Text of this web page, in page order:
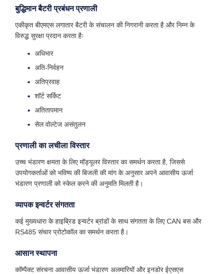
बुद्धिमान बैटरी प्रबंधन प्रणाली
एकीकृत बीएमएस लगातार बैटरी के संचालन की निगरानी करता है और निम्न के
विरुद्ध सुरक्षा प्रदान करता हैः
अधिभार
अति-निर्वहन
अतिप्रवाह
शॉर्ट सर्किट
अतितापमान
सेल वोल्टेज असंतुलन
प्रणाली का लचीला विस्तार
उच्च भंडारण क्षमता के लिए मॉड्यूलर विस्तार का समर्थन करता है, जिससे
उपयोगकर्ताओं को भविष्य की बिजली की मांग के अनुसार अपने आवासीय ऊर्जा
भंडारण प्रणाली को स्केल करने की अनुमति मिलती है।
व्यापक इन्वर्टर संगतता
कई मुख्यधारा के हाइब्रिड इन्वर्टर ब्रांडों के साथ संगतता के लिए CAN बस और
RS485 संचार प्रोटोकॉल का समर्थन करता है।
आसान स्थापना
कॉम्पैक्ट संरचना आवासीय ऊर्जा भंडारण अलमारियों और इनडोर ईएसएस